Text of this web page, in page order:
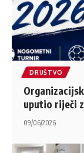
DRUŠTVO
uputio riječi
09/06/2026